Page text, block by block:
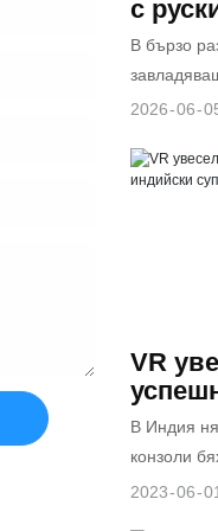
с
за VR
2026 г.)
В бързо
за
основен
центрове
Skyfun
успешно
подробнo
Skyfun
нашите
2026 06
VR
В Индия
конзоли
поставени
2023 06 01